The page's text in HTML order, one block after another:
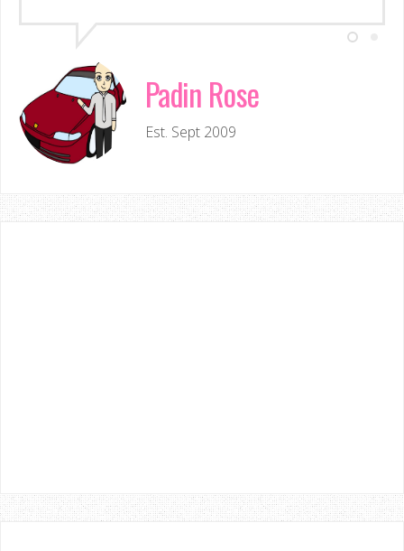
Padin Rose
Est. Sept 2009